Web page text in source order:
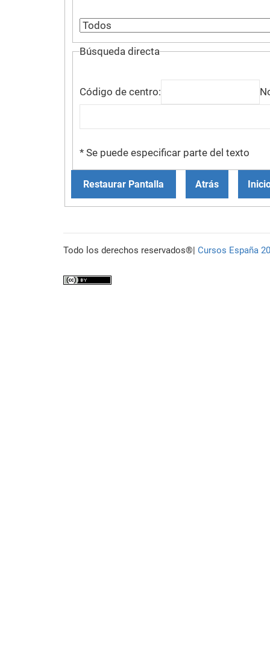
Búsqueda directa
Código de centro:
* Se puede especificar parte del texto
Todo los derechos reservados®| Cursos España